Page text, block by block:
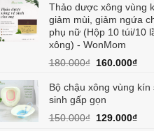
Thảo dược xông vùng
giảm mùi, giảm ngứa
phụ nữ (Hộp 10 túi/10
xông) - WonMom
180.000₫ Giá
là:
180.000₫.
160.000₫Giá
tại
Bộ chậu xông vùng kín
sinh gấp gọn
150.000₫ Giá
129.000₫Giá